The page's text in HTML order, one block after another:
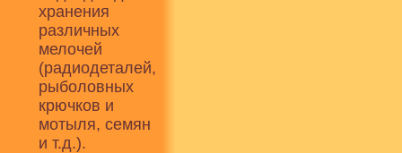
хранения
различных
мелочей
(радиодеталей,
рыболовных
крючков и
мотыля, семян
и т.д.).